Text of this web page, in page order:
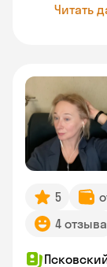
Читать
5
4 отзыва